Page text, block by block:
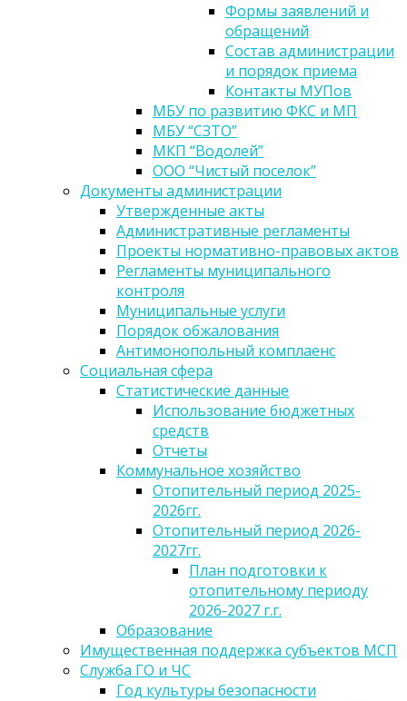
Формы заявлений и
обращений
Состав администрации
и порядок приема
Контакты МУПов
МБУ по развитию ФКС и МП
МБУ “СЗТО”
МКП “Водолей”
ООО “Чистый поселок”
Документы администрации
Утвержденные акты
Административные регламенты
Проекты нормативно-правовых актов
Регламенты муниципального
контроля
Муниципальные услуги
Порядок обжалования
Антимонопольный комплаенс
Социальная сфера
Статистические данные
Использование бюджетных
средств
Отчеты
Коммунальное хозяйство
Отопительный период 2025-
2026гг.
Отопительный период 2026-
2027гг.
План подготовки к
отопительному периоду
2026-2027 г.г.
Образование
Имущественная поддержка субъектов МСП
Служба ГО и ЧС
Год культуры безопасности